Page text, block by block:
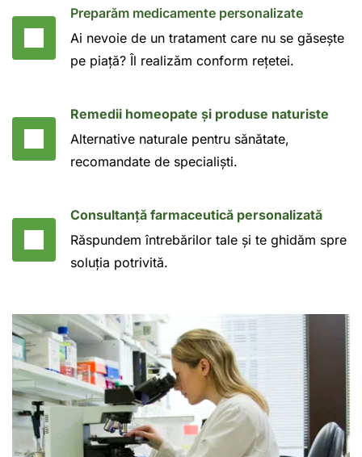
Preparăm medicamente personalizate
Ai nevoie de un tratament care nu se găsește
pe piață? Îl realizăm conform rețetei.
Remedii homeopate și produse naturiste
Alternative naturale pentru sănătate,
recomandate de specialiști.
Consultanță farmaceutică personalizată
Răspundem întrebărilor tale și te ghidăm spre
soluția potrivită.